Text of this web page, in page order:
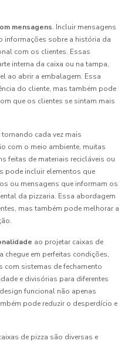
mensagens. Incluir mensagens
informações sobre a história da
com os clientes. Essas
interna da caixa ou na tampa,
ao abrir a embalagem. Essa
do cliente, mas também pode
que os clientes se sintam mais
cada vez mais
com o meio ambiente, muitas
feitas de materiais recicláveis ou
pode incluir elementos que
ou mensagens que informam os
da pizzaria. Essa abordagem
mas também pode melhorar a
ao projetar caixas de
chegue em perfeitas condições,
com sistemas de fechamento
e divisórias para diferentes
funcional não apenas
pode reduzir o desperdício e
de pizza são diversas e